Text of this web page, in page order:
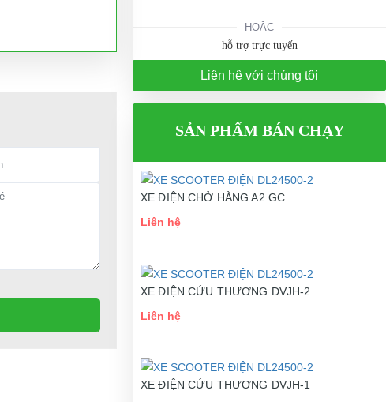
HOẶC
hỗ trợ trực tuyến
Liên hệ với chúng tôi
SẢN PHẨM BÁN CHẠY
XE ĐIỆN CHỞ HÀNG A2.GC
Liên hệ
XE ĐIỆN CỨU THƯƠNG DVJH-2
Liên hệ
XE ĐIỆN CỨU THƯƠNG DVJH-1